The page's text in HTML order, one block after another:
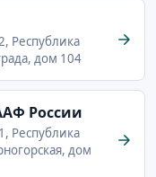
Республика
дом 104
России
Республика
дом